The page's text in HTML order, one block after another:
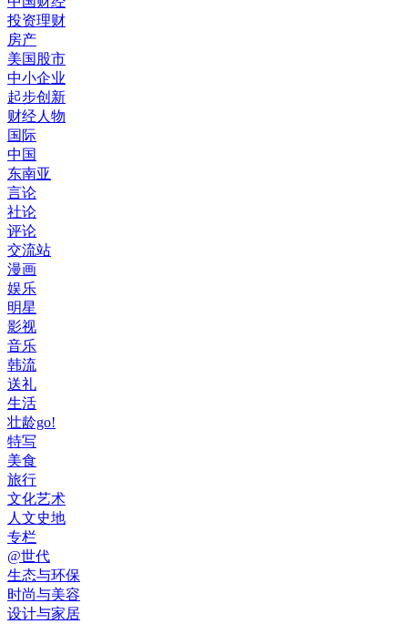
投资理财
房产
美国股市
中小企业
起步创新
财经人物
国际
中国
东南亚
言论
社论
评论
交流站
漫画
娱乐
明星
影视
音乐
韩流
送礼
生活
壮龄go!
特写
美食
旅行
文化艺术
人文史地
专栏
@世代
生态与环保
时尚与美容
设计与家居